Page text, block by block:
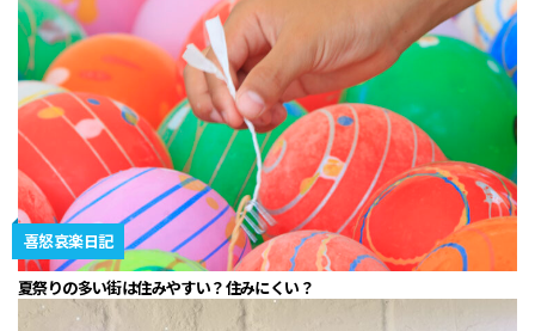
喜怒哀楽日記
夏祭りの多い街は住みやすい？住みにくい？